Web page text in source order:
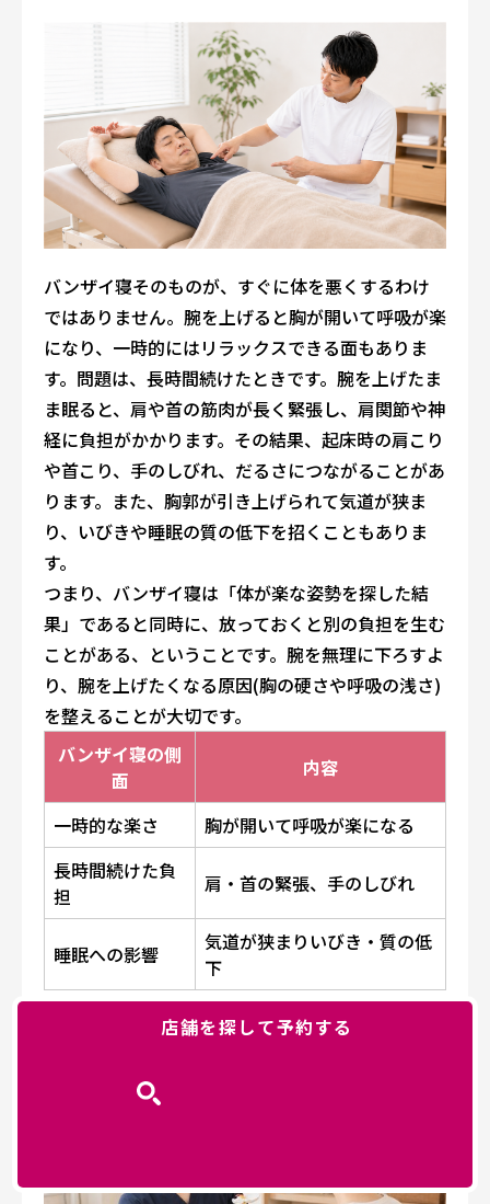
店舗を探して予約する
バンザイ寝そのものが、すぐに体を悪くするわけ
ではありません。腕を上げると胸が開いて呼吸が楽
になり、一時的にはリラックスできる面もありま
す。問題は、長時間続けたときです。腕を上げたま
ま眠ると、肩や首の筋肉が長く緊張し、肩関節や神
経に負担がかかります。その結果、起床時の肩こり
や首こり、手のしびれ、だるさにつながることがあ
ります。また、胸郭が引き上げられて気道が狭ま
り、いびきや睡眠の質の低下を招くこともありま
す。
つまり、バンザイ寝は「体が楽な姿勢を探した結
果」であると同時に、放っておくと別の負担を生む
ことがある、ということです。腕を無理に下ろすよ
り、腕を上げたくなる原因(胸の硬さや呼吸の浅さ)
を整えることが大切です。
バンザイ寝の側
面
内容
一時的な楽さ
胸が開いて呼吸が楽になる
長時間続けた負
担
肩・首の緊張、手のしびれ
睡眠への影響
気道が狭まりいびき・質の低
下
バンザイ寝と肩こり・首こりの関